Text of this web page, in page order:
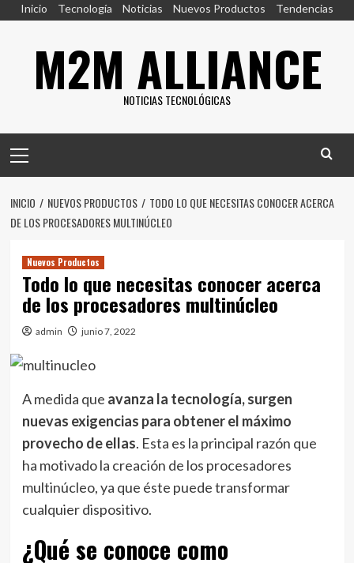
Saltar
contenido
Inicio Tecnología Noticias Nuevos Productos Tendencias
M2M ALLIANCE
NOTICIAS TECNOLÓGICAS
principal
INICIO NUEVOS PRODUCTOS
TODO LO QUE NECESITAS CONOCER ACERCA
DE LOS PROCESADORES MULTINÚCLEO
Nuevos Productos
Todo lo que necesitas conocer acerca
de los procesadores multinúcleo
admin junio 7, 2022
A medida que avanza la tecnología, surgen
nuevas exigencias para obtener el máximo
provecho de ellas. Esta es la principal razón que
ha motivado la creación de los procesadores
multinúcleo, ya que éste puede transformar
cualquier dispositivo.
¿Qué se conoce como